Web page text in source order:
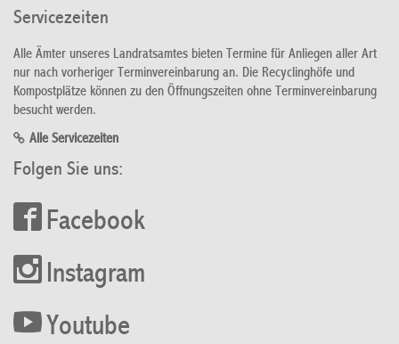
Servicezeiten
Alle Ämter unseres Landratsamtes bieten Termine für Anliegen aller Art
nur nach vorheriger Terminvereinbarung an. Die Recyclinghöfe und
Kompostplätze können zu den Öffnungszeiten ohne Terminvereinbarung
besucht werden.
Alle Servicezeiten
Folgen Sie uns:
Facebook
Instagram
Youtube